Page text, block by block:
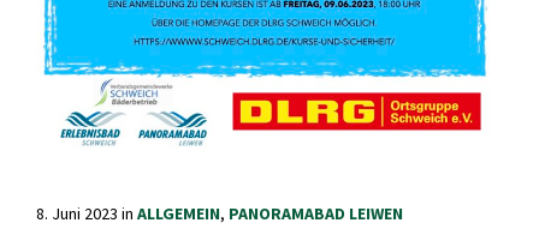
8. Juni 2023 in ALLGEMEIN, PANORAMABAD LEIWEN